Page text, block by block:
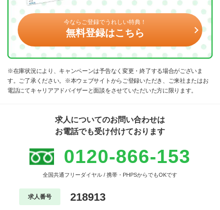
今ならご登録でうれしい特典！
無料登録はこちら
※在庫状況により、キャンペーンは予告なく変更・終了する場合がございま
す。ご了承ください。※本ウェブサイトからご登録いただき、ご来社またはお
電話にてキャリアアドバイザーと面談をさせていただいた方に限ります。
求人についてのお問い合わせは
お電話でも受け付けております
0120-866-153
全国共通フリーダイヤル / 携帯・PHPSからでもOKです
求人番号 218913